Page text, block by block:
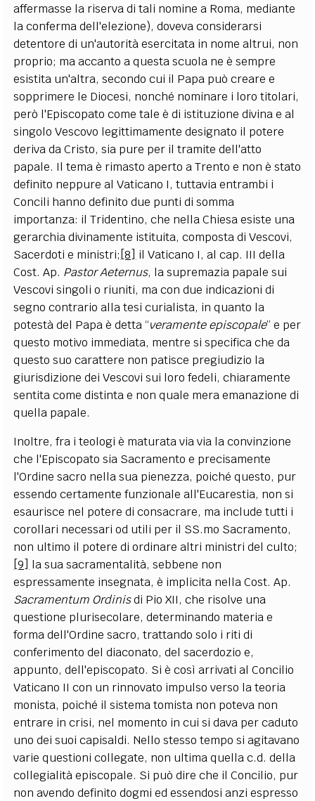
affermasse la riserva di tali nomine a Roma, mediante
la conferma dell'elezione), doveva considerarsi
detentore di un'autorità esercitata in nome altrui, non
proprio; ma accanto a questa scuola ne è sempre
esistita un'altra, secondo cui il Papa può creare e
sopprimere le Diocesi, nonché nominare i loro titolari,
però l'Episcopato come tale è di istituzione divina e al
singolo Vescovo legittimamente designato il potere
deriva da Cristo, sia pure per il tramite dell'atto
papale. Il tema è rimasto aperto a Trento e non è stato
definito neppure al Vaticano I, tuttavia entrambi i
Concili hanno definito due punti di somma
importanza: il Tridentino, che nella Chiesa esiste una
gerarchia divinamente istituita, composta di Vescovi,
Sacerdoti e ministri; [8] il Vaticano I, al cap. III della
Cost. Ap. Pastor Aeternus, la supremazia papale sui
Vescovi singoli o riuniti, ma con due indicazioni di
segno contrario alla tesi curialista, in quanto la
potestà del Papa è detta “veramente episcopale” e per
questo motivo immediata, mentre si specifica che da
questo suo carattere non patisce pregiudizio la
giurisdizione dei Vescovi sui loro fedeli, chiaramente
sentita come distinta e non quale mera emanazione di
quella papale.
Inoltre, fra i teologi è maturata via via la convinzione
che l'Episcopato sia Sacramento e precisamente
l'Ordine sacro nella sua pienezza, poiché questo, pur
essendo certamente funzionale all'Eucarestia, non si
esaurisce nel potere di consacrare, ma include tutti i
corollari necessari od utili per il SS.mo Sacramento,
non ultimo il potere di ordinare altri ministri del culto;
[9] la sua sacramentalità, sebbene non
espressamente insegnata, è implicita nella Cost. Ap.
Sacramentum Ordinisdi Pio XII, che risolve una
questione plurisecolare, determinando materia e
forma dell'Ordine sacro, trattando solo i riti di
conferimento del diaconato, del sacerdozio e,
appunto, dell'episcopato. Si è così arrivati al Concilio
Vaticano II con un rinnovato impulso verso la teoria
monista, poiché il sistema tomista non poteva non
entrare in crisi, nel momento in cui si dava per caduto
uno dei suoi capisaldi. Nello stesso tempo si agitavano
varie questioni collegate, non ultima quella c.d. della
collegialità episcopale. Si può dire che il Concilio, pur
non avendo definito dogmi ed essendosi anzi espresso